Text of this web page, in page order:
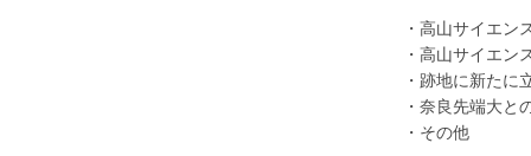
・高山サイエン
・高山サイエン
・跡地に新たに
・奈良先端大と
・その他